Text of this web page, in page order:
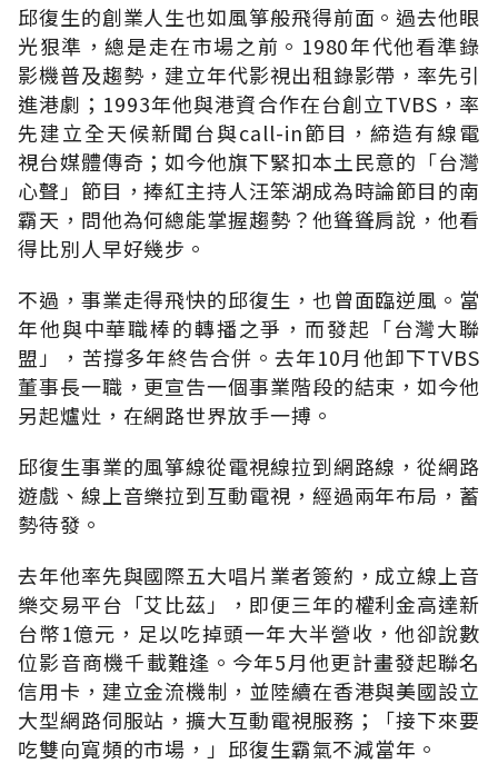
邱復生的創業人生也如風箏般飛得前面。過去他眼
光狠準，總是走在市場之前。1980年代他看準錄
影機普及趨勢，建立年代影視出租錄影帶，率先引
進港劇；1993年他與港資合作在台創立TVBS，率
先建立全天候新聞台與call-in節目，締造有線電
視台媒體傳奇；如今他旗下緊扣本土民意的「台灣
心聲」節目，捧紅主持人汪笨湖成為時論節目的南
霸天，問他為何總能掌握趨勢？他聳聳肩說，他看
得比別人早好幾步。
不過，事業走得飛快的邱復生，也曾面臨逆風。當
年他與中華職棒的轉播之爭，而發起「台灣大聯
盟」，苦撐多年終告合併。去年10月他卸下TVBS
董事長一職，更宣告一個事業階段的結束，如今他
另起爐灶，在網路世界放手一搏。
邱復生事業的風箏線從電視線拉到網路線，從網路
遊戲、線上音樂拉到互動電視，經過兩年布局，蓄
勢待發。
去年他率先與國際五大唱片業者簽約，成立線上音
樂交易平台「艾比茲」，即便三年的權利金高達新
台幣1億元，足以吃掉頭一年大半營收，他卻說數
位影音商機千載難逢。今年5月他更計畫發起聯名
信用卡，建立金流機制，並陸續在香港與美國設立
大型網路伺服站，擴大互動電視服務；「接下來要
吃雙向寬頻的市場，」邱復生霸氣不減當年。